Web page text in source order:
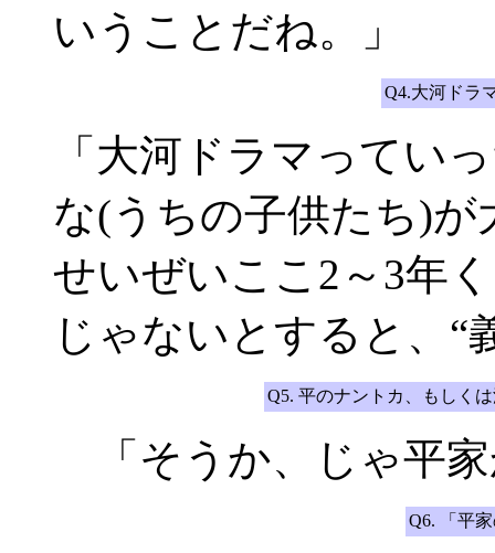
いうことだね。」
Q4.大河ドラ
「大河ドラマってい
な(うちの子供たち)
せいぜいここ2～3年
じゃないとすると、“
Q5. 平のナントカ、もしく
「そうか、じゃ平
Q6. 「平